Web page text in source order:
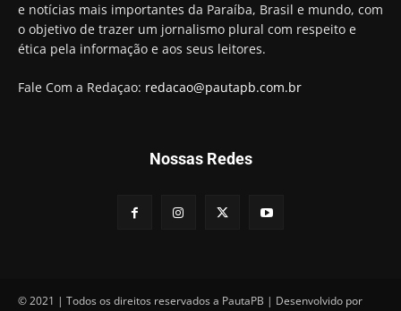
Descaso da gestão Panta deixa crianças e
professoras 'ilhadas' em creche
00:16
e notícias mais importantes da Paraíba, Brasil e mundo, com
o objetivo de trazer um jornalismo plural com respeito e
ética pela informação e aos seus leitores.
Fale Com a Redaçao: redacao@pautapb.com.br
Nossas Redes
© 2021 | Todos os direitos reservados a PautaPB | Desenvolvido por